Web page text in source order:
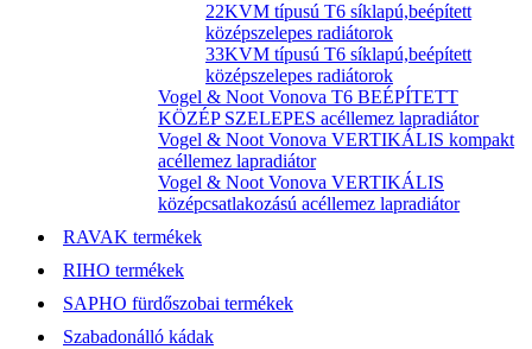
22KVM típusú T6 síklapú,beépített
középszelepes radiátorok
33KVM típusú T6 síklapú,beépített
középszelepes radiátorok
Vogel & Noot Vonova T6 BEÉPÍTETT
KÖZÉP SZELEPES acéllemez lapradiátor
Vogel & Noot Vonova VERTIKÁLIS kompakt
acéllemez lapradiátor
Vogel & Noot Vonova VERTIKÁLIS
középcsatlakozású acéllemez lapradiátor
RAVAK termékek
RIHO termékek
SAPHO fürdőszobai termékek
Szabadonálló kádak